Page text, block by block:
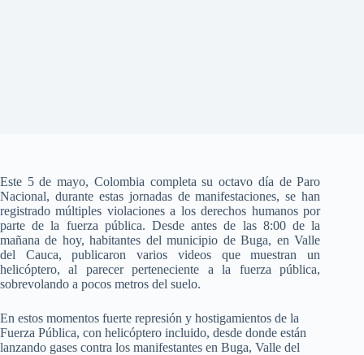
Este 5 de mayo, Colombia completa su octavo día de Paro
Nacional, durante estas jornadas de manifestaciones, se han
registrado múltiples violaciones a los derechos humanos por
parte de la fuerza pública. Desde antes de las 8:00 de la
mañana de hoy, habitantes del municipio de Buga, en Valle
del Cauca, publicaron varios videos que muestran un
helicóptero, al parecer perteneciente a la fuerza pública,
sobrevolando a pocos metros del suelo.
En estos momentos fuerte represión y hostigamientos de la
Fuerza Pública, con helicóptero incluido, desde donde están
lanzando gases contra los manifestantes en Buga, Valle del